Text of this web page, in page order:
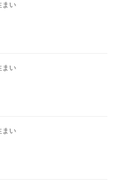
まい
まい
まい